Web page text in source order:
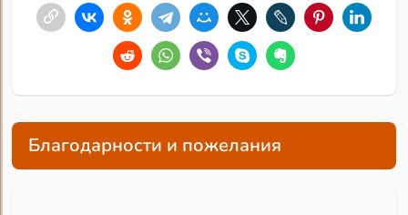
Благодарности и пожелания